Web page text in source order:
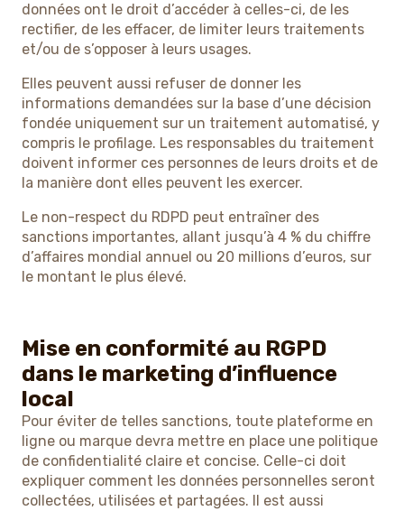
données ont le droit d’accéder à celles-ci, de les
rectifier, de les effacer, de limiter leurs traitements
et/ou de s’opposer à leurs usages.
Elles peuvent aussi refuser de donner les
informations demandées sur la base d’une décision
fondée uniquement sur un traitement automatisé, y
compris le profilage. Les responsables du traitement
doivent informer ces personnes de leurs droits et de
la manière dont elles peuvent les exercer.
Le non-respect du RDPD peut entraîner des
sanctions importantes, allant jusqu’à 4 % du chiffre
d’affaires mondial annuel ou 20 millions d’euros, sur
le montant le plus élevé.
Mise en conformité au RGPD
dans le marketing d’influence
local
Pour éviter de telles sanctions, toute plateforme en
ligne ou marque devra mettre en place une politique
de confidentialité claire et concise. Celle-ci doit
expliquer comment les données personnelles seront
collectées, utilisées et partagées. Il est aussi